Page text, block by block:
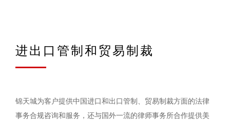
进出口管制和贸易制裁
锦天城为客户提供中国进口和出口管制、贸易制裁方面的法律
事务合规咨询和服务，还与国外一流的律师事务所合作提供美